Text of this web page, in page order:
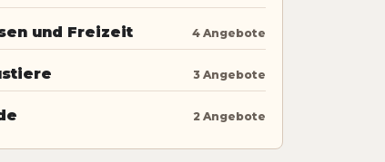
und Freizeit 4 Angebote
3 Angebote
2 Angebote